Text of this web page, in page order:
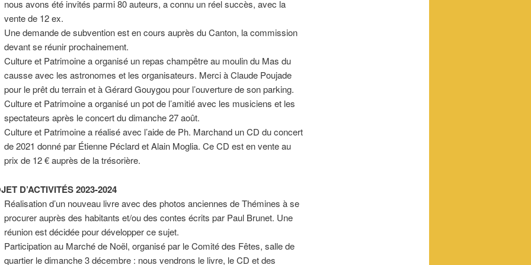
nous avons été invités parmi 80 auteurs, a connu un réel succès, avec la
vente de 12 ex.
Une demande de subvention est en cours auprès du Canton, la commission
devant se réunir prochainement.
Culture et Patrimoine a organisé un repas champêtre au moulin du Mas du
causse avec les astronomes et les organisateurs. Merci à Claude Poujade
pour le prêt du terrain et à Gérard Gouygou pour l’ouverture de son parking.
Culture et Patrimoine a organisé un pot de l’amitié avec les musiciens et les
spectateurs après le concert du dimanche 27 août.
Culture et Patrimoine a réalisé avec l’aide de Ph. Marchand un CD du concert
de 2021 donné par Étienne Péclard et Alain Moglia. Ce CD est en vente au
prix de 12 € auprès de la trésorière.
D’ACTIVITÉS 2023-2024
Réalisation d’un nouveau livre avec des photos anciennes de Thémines à se
procurer auprès des habitants et/ou des contes écrits par Paul Brunet. Une
réunion est décidée pour développer ce sujet.
Participation au Marché de Noël, organisé par le Comité des Fêtes, salle de
quartier le dimanche 3 décembre : nous vendrons le livre, le CD et des